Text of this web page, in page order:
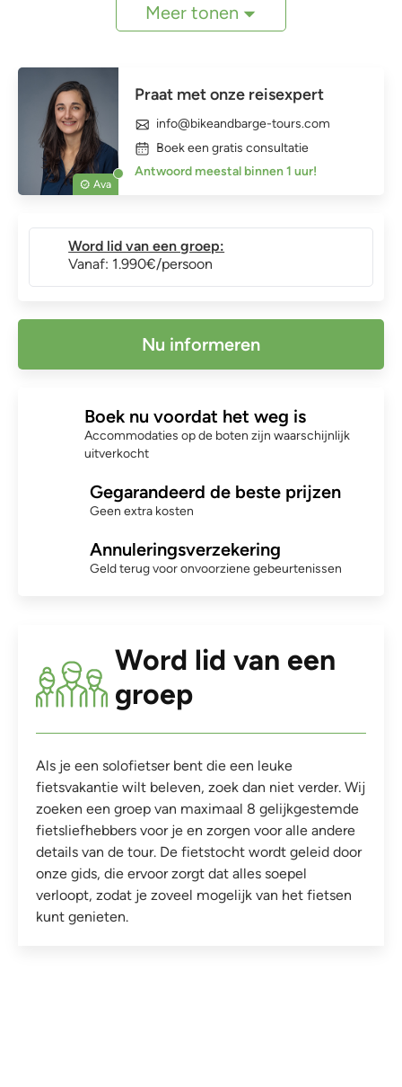
Meer tonen
Ava
Praat met onze reisexpert
info@bikeandbarge-tours.com
Boek een gratis consultatie
Antwoord meestal binnen 1 uur!
Word lid van een groep:
Vanaf: 1.990€/persoon
Nu informeren
Boek nu voordat het weg is
Accommodaties op de boten zijn waarschijnlijk
uitverkocht
Gegarandeerd de beste prijzen
Geen extra kosten
Annuleringsverzekering
Geld terug voor onvoorziene gebeurtenissen
Word lid van een
groep
Als je een solofietser bent die een leuke
fietsvakantie wilt beleven, zoek dan niet verder. Wij
zoeken een groep van maximaal 8 gelijkgestemde
fietsliefhebbers voor je en zorgen voor alle andere
details van de tour. De fietstocht wordt geleid door
onze gids, die ervoor zorgt dat alles soepel
verloopt, zodat je zoveel mogelijk van het fietsen
kunt genieten.